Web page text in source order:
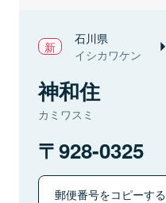
石川県
イシカワケン
神和住
カミワスミ
928-0325
郵便番号をコピーする